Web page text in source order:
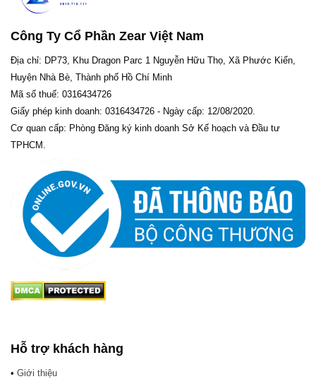
Công Ty Cổ Phần Zear Việt Nam
Địa chỉ: DP73, Khu Dragon Parc 1 Nguyễn Hữu Thọ, Xã Phước Kiển,
Huyện Nhà Bè, Thành phố Hồ Chí Minh
Mã số thuế: 0316434726
Giấy phép kinh doanh: 0316434726 - Ngày cấp: 12/08/2020.
Cơ quan cấp: Phòng Đăng ký kinh doanh Sở Kế hoạch và Đầu tư
TPHCM.
Hỗ trợ khách hàng
• Giới thiệu